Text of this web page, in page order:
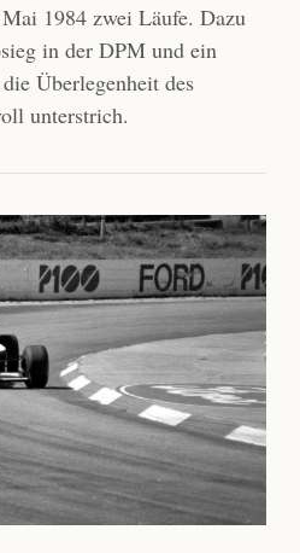
1984 zwei Läufe. Dazu
in der DPM und ein
Überlegenheit des
unterstrich.